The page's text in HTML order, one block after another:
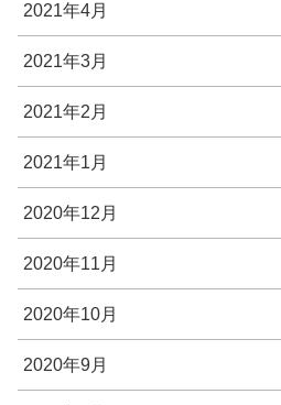
2021年4月
2021年3月
2021年2月
2021年1月
2020年12月
2020年11月
2020年10月
2020年9月